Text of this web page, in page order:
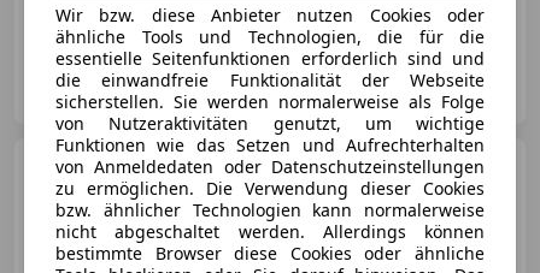
Ihr Sorglospaket ist unser Ziel siehe wagenhaus.at
Wagenhaus GmbH
AT-4655 Vorchdorf
Audi A5 SB 30 TDI advanced
S-Tronic *PANO, 19", MATRIX*
Wir bzw. diese Anbieter nutzen Cookies oder
ähnliche Tools und Technologien, die für die
essentielle Seitenfunktionen erforderlich sind und
die einwandfreie Funktionalität der Webseite
sicherstellen. Sie werden normalerweise als Folge
von Nutzeraktivitäten genutzt, um wichtige
Funktionen wie das Setzen und Aufrechterhalten
von Anmeldedaten oder Datenschutzeinstellungen
zu ermöglichen. Die Verwendung dieser Cookies
bzw. ähnlicher Technologien kann normalerweise
nicht abgeschaltet werden. Allerdings können
bestimmte Browser diese Cookies oder ähnliche